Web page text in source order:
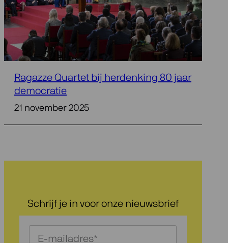
Ragazze Quartet bij herdenking 80 jaar
democratie
21 november 2025
Schrijf je in voor onze nieuwsbrief
Schrijf